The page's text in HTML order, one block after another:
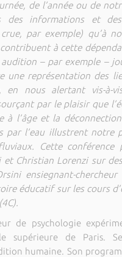
de l’année ou de
des informations et
par exemple) qu’à
à cette
– par exemple –
une représentation des
en nous alertant vis-à-
par le plaisir que
l’âge et la
par l’eau illustrent notre
Cette
Christian Lorenzi sur
ensiegnant-
éducatif sur les cours
de psychologie
supérieure de Paris.
humaine. Son